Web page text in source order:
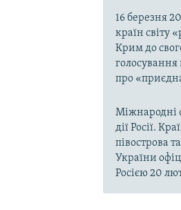
16 березня
країн світу
Крим до
голосування
про
Міжнародні
дії Росії.
півострова
України
Росією 20